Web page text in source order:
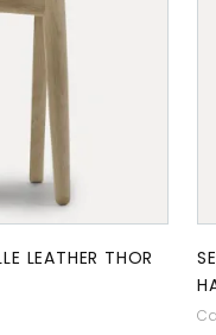
LEATHER THOR